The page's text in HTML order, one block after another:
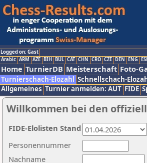
Logged on: Gast
Arabic ARM AZE BIH BUL CAT CHN CRO CZE DEN ENG
Home TurnierDB Meisterschaft Foto-
Turnierschach-Elozahl Schnellschach-
Allgemeines Turnier anmelden: AUT FIDE
Willkommen bei den
Nachname
Personennummer
FIDE-Elolisten Stand